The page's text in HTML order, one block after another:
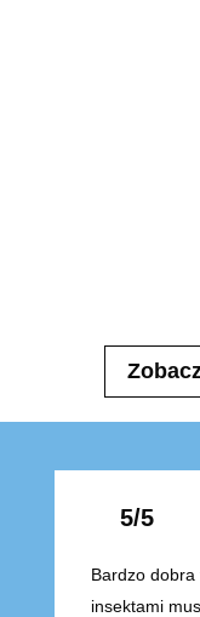
5/5
Bardzo dobra
insektami